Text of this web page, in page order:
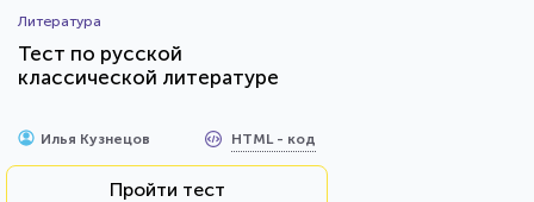
Литература
Тест по русской
классической литературе
Илья Кузнецов HTML - код
Пройти тест